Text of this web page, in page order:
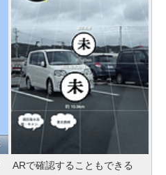
ARで確認することもできる